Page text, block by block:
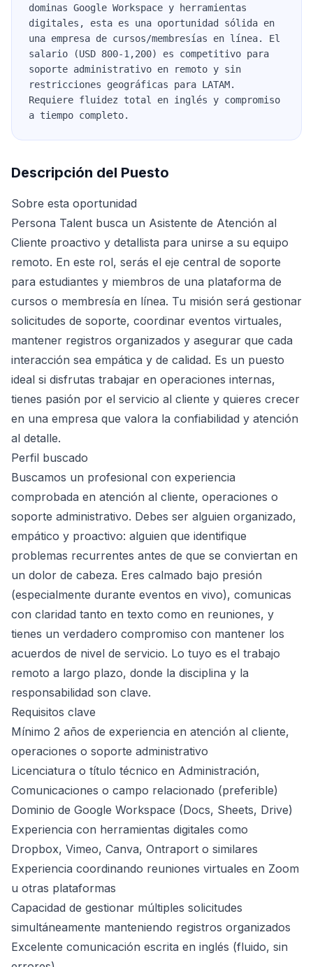
dominas Google Workspace y herramientas
digitales, esta es una oportunidad sólida en
una empresa de cursos/membresías en línea. El
salario (USD 800-1,200) es competitivo para
soporte administrativo en remoto y sin
restricciones geográficas para LATAM.
Requiere fluidez total en inglés y compromiso
a tiempo completo.
Descripción del Puesto
Sobre esta oportunidad
Persona Talent busca un Asistente de Atención al
Cliente proactivo y detallista para unirse a su equipo
remoto. En este rol, serás el eje central de soporte
para estudiantes y miembros de una plataforma de
cursos o membresía en línea. Tu misión será gestionar
solicitudes de soporte, coordinar eventos virtuales,
mantener registros organizados y asegurar que cada
interacción sea empática y de calidad. Es un puesto
ideal si disfrutas trabajar en operaciones internas,
tienes pasión por el servicio al cliente y quieres crecer
en una empresa que valora la confiabilidad y atención
al detalle.
Perfil buscado
Buscamos un profesional con experiencia
comprobada en atención al cliente, operaciones o
soporte administrativo. Debes ser alguien organizado,
empático y proactivo: alguien que identifique
problemas recurrentes antes de que se conviertan en
un dolor de cabeza. Eres calmado bajo presión
(especialmente durante eventos en vivo), comunicas
con claridad tanto en texto como en reuniones, y
tienes un verdadero compromiso con mantener los
acuerdos de nivel de servicio. Lo tuyo es el trabajo
remoto a largo plazo, donde la disciplina y la
responsabilidad son clave.
Requisitos clave
Mínimo 2 años de experiencia en atención al cliente,
operaciones o soporte administrativo
Licenciatura o título técnico en Administración,
Comunicaciones o campo relacionado (preferible)
Dominio de Google Workspace (Docs, Sheets, Drive)
Experiencia con herramientas digitales como
Dropbox, Vimeo, Canva, Ontraport o similares
Experiencia coordinando reuniones virtuales en Zoom
u otras plataformas
Capacidad de gestionar múltiples solicitudes
simultáneamente manteniendo registros organizados
Excelente comunicación escrita en inglés (fluido, sin